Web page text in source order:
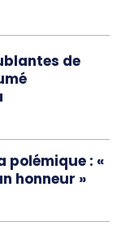
de
polémique : «
honneur »